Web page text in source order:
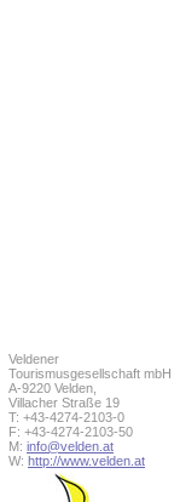
Veldener
Tourismusgesellschaft mbH
A-9220 Velden,
Villacher Straße 19
T: +43-4274-2103-0
F: +43-4274-2103-50
M: info@velden.at
W: http://www.velden.at